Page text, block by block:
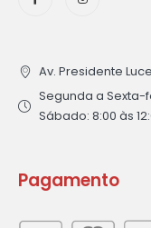
Av. Presidente
Segunda a Sexta-
Sábado: 8:00 às
Pagamento